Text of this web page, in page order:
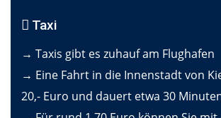
Taxi
→ Taxis gibt es zuhauf am Flughafen
→ Eine Fahrt in die Innenstadt von
20,- Euro und dauert etwa 30